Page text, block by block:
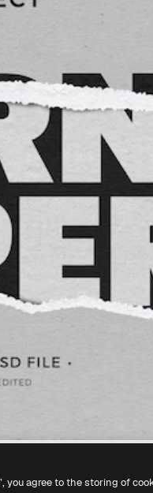
you agree to the storing of